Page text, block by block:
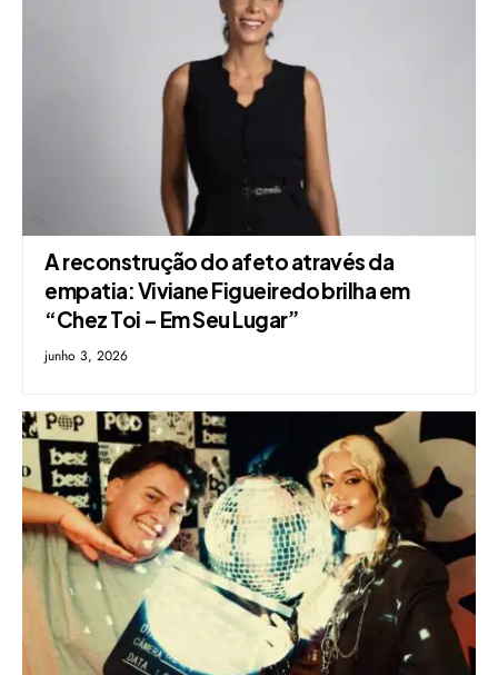
A reconstrução do afeto através da
empatia: Viviane Figueiredo brilha em
“Chez Toi – Em Seu Lugar”
junho 3, 2026